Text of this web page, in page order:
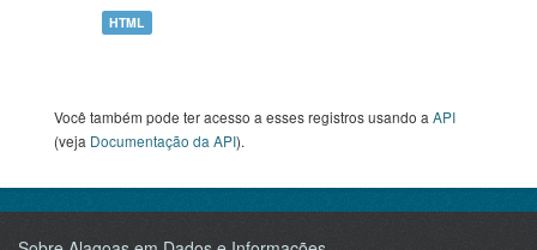
HTML
Você também pode ter acesso a esses registros usando a API
(veja Documentação da API).